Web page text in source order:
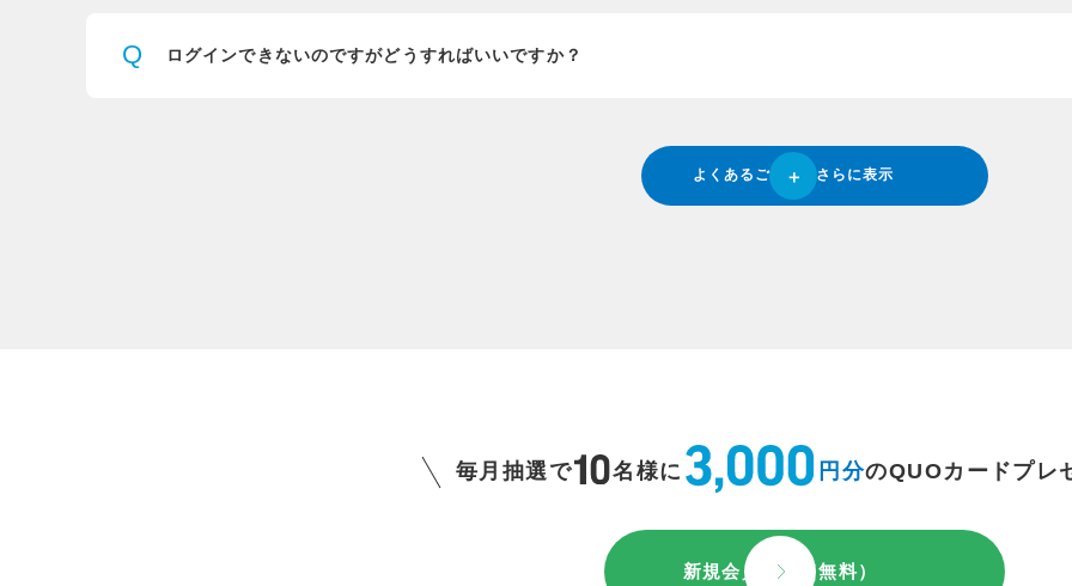
Q ログインできないのですがどうすればいいですか？
よくあるご質問をさらに表示
毎月抽選で 名様に 円分のQUOカードプレ
新規会員登録（無料）